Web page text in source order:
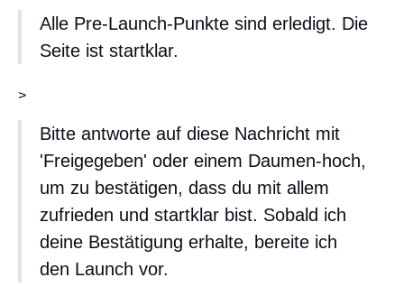
Alle Pre-Launch-Punkte sind erledigt. Die
Seite ist startklar.
>
Bitte antworte auf diese Nachricht mit
'Freigegeben' oder einem Daumen-hoch,
um zu bestätigen, dass du mit allem
zufrieden und startklar bist. Sobald ich
deine Bestätigung erhalte, bereite ich
den Launch vor.